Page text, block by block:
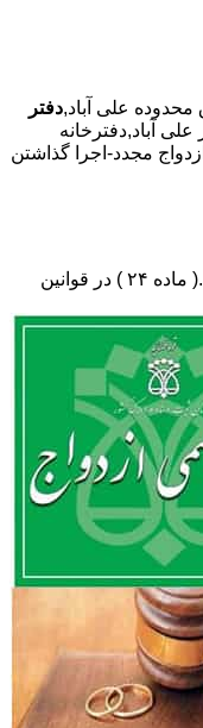
دفتر
آباد,دفترخانه
مجدد-اجرا گذاشتن
دفتر طلاق،باید در ثبت طلاق گواهی عدم امکان سازش (مخصوص طلاق توافقی و یا طلاق به تقاضای مرد ) و لازم ضروری حکم دادگاه (در طلاق به تقاضای زن ) را مطالبه و اخذ نمایند.( ماده ۲۴ ) در قوانین